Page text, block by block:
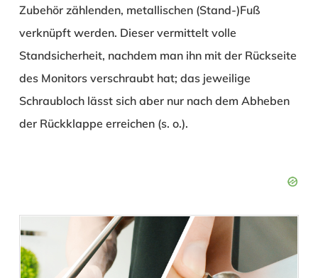
Zubehör zählenden, metallischen (Stand-)Fuß
verknüpft werden. Dieser vermittelt volle
Standsicherheit, nachdem man ihn mit der Rückseite
des Monitors verschraubt hat; das jeweilige
Schraubloch lässt sich aber nur nach dem Abheben
der Rückklappe erreichen (s. o.).